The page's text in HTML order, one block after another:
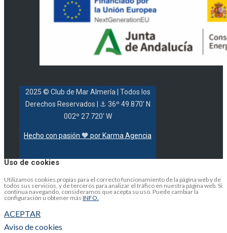
2025 © Club de Mar Almería | Todos los
Derechos Reservados |
⚓ 36º 49.870' N
002º 27.720' W
Hecho con pasión 🧡 por Karma Agencia
Uso de cookies
Utilizamos cookies propias para el correcto funcionamiento de la página web y de
todos sus servicios, y de terceros para analizar el tráfico en nuestra página web. Si
continua navegando, consideramos que acepta su uso. Puede cambiar la
configuración u obtener más INFO.
ACEPTAR
Aviso de cookies